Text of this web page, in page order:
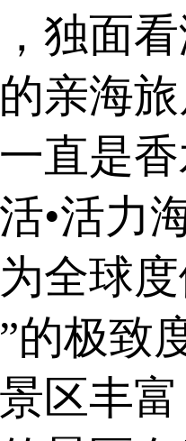
独面
亲海
直是
•活力
全球
的极致
区丰